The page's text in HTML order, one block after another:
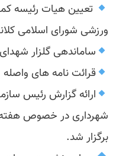
تعیین هیات رئیسه
ورزشی شورای اسلامی
ساماندهی گلزار شهدای
قرائت نامه های واصله
ارائه گزارش رئیس
شهرداری در خصوص هفته
برگزار شد.